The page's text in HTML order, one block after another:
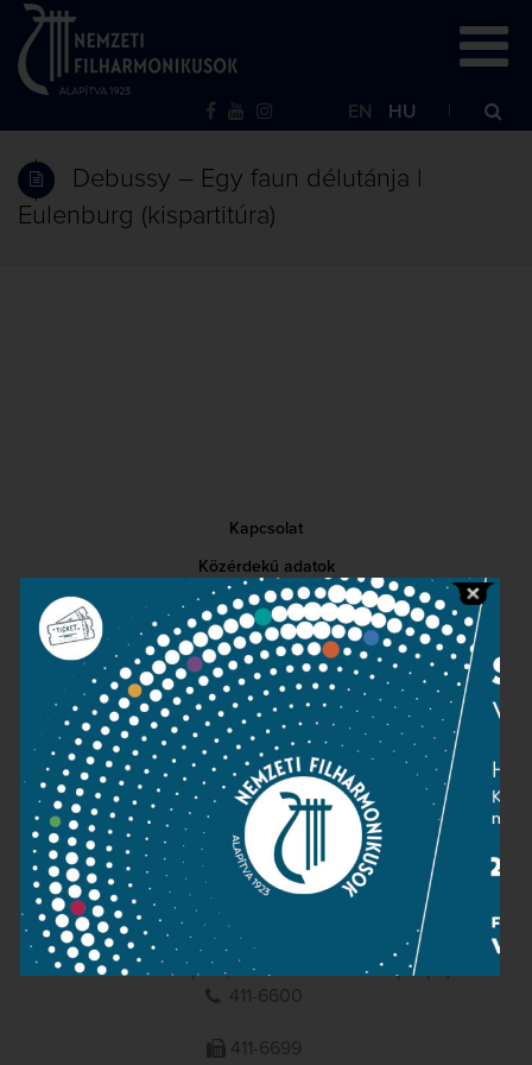
EN HU
Debussy – Egy faun délutánja |
Eulenburg (kispartitúra)
Kapcsolat
Közérdekű adatok
Sajtószoba
Adatvédelem
Impresszum
NEMZETI
FILHARMONIKUSOK
1095 Budapest, Komor Marcell u. 1. (Müpa)
411-6600
411-6699